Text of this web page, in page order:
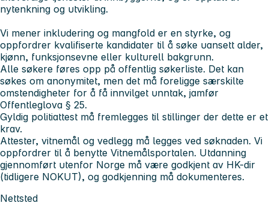
nytenkning og utvikling.
Vi mener inkludering og mangfold er en styrke, og
oppfordrer kvalifiserte kandidater til å søke uansett alder,
kjønn, funksjonsevne eller kulturell bakgrunn.
Alle søkere føres opp på offentlig søkerliste. Det kan
søkes om anonymitet, men det må foreligge særskilte
omstendigheter for å få innvilget unntak, jamfør
Offentleglova § 25.
Gyldig politiattest må fremlegges til stillinger der dette er et
krav.
Attester, vitnemål og vedlegg må legges ved søknaden. Vi
oppfordrer til å benytte Vitnemålsportalen. Utdanning
gjennomført utenfor Norge må være godkjent av HK-dir
(tidligere NOKUT), og godkjenning må dokumenteres.
Nettsted